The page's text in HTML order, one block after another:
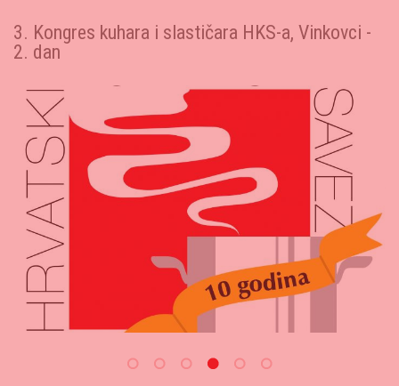
3. Kongres kuhara i slastičara HKS-a, Vinkovci -
1. dan